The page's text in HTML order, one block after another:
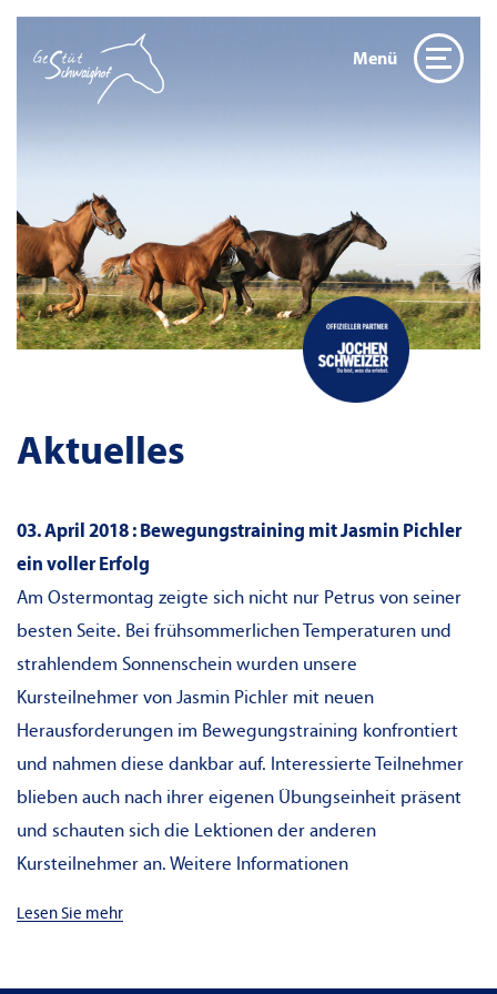
Menü
Aktuelles
03. April 2018 : Bewegungstraining mit Jasmin Pichler
ein voller Erfolg
Am Ostermontag zeigte sich nicht nur Petrus von seiner
besten Seite. Bei frühsommerlichen Temperaturen und
strahlendem Sonnenschein wurden unsere
Kursteilnehmer von Jasmin Pichler mit neuen
Herausforderungen im Bewegungstraining konfrontiert
und nahmen diese dankbar auf. Interessierte Teilnehmer
blieben auch nach ihrer eigenen Übungseinheit präsent
und schauten sich die Lektionen der anderen
Kursteilnehmer an. Weitere Informationen
Lesen Sie mehr